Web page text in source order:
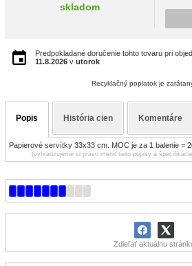
Zdieľať aktuálnu
skladom
Predpokladané doručenie tohto tovaru pri
11.8.2026 v utorok
Recyklačný poplatok je
Popis História cien Komentáre
Papierové servítky 33x33 cm. MOC je za 1 balenie =
(vyhradzujeme si právo meniť tieto popisy a